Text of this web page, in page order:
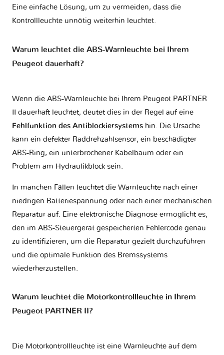
Eine einfache Lösung, um zu vermeiden, dass die
Kontrollleuchte unnötig weiterhin leuchtet.
Warum leuchtet die ABS-Warnleuchte bei Ihrem
Peugeot dauerhaft?
Wenn die ABS-Warnleuchte bei Ihrem Peugeot PARTNER
II dauerhaft leuchtet, deutet dies in der Regel auf eine
Fehlfunktion des Antiblockiersystems hin. Die Ursache
kann ein defekter Raddrehzahlsensor, ein beschädigter
ABS-Ring, ein unterbrochener Kabelbaum oder ein
Problem am Hydraulikblock sein.
In manchen Fällen leuchtet die Warnleuchte nach einer
niedrigen Batteriespannung oder nach einer mechanischen
Reparatur auf. Eine elektronische Diagnose ermöglicht es,
den im ABS-Steuergerät gespeicherten Fehlercode genau
zu identifizieren, um die Reparatur gezielt durchzuführen
und die optimale Funktion des Bremssystems
wiederherzustellen.
Warum leuchtet die Motorkontrollleuchte in Ihrem
Peugeot PARTNER II?
Die Motorkontrollleuchte ist eine Warnleuchte auf dem